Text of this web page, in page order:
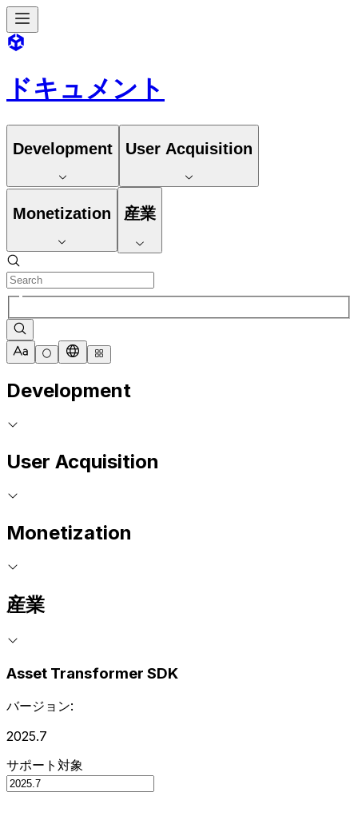
ドキュメント
Development User Acquisition
Monetization 産業
Development
User Acquisition
Monetization
産業
Asset Transformer SDK
バージョン:
2025.7
サポート対象